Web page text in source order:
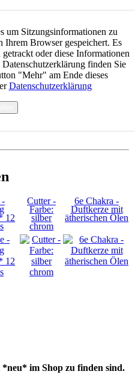
um Sitzungsinformationen zu
Ihrem Browser gespeichert. Es
oder diese Informationen
finden Sie
"Mehr" am Ende dieses
Datenschutzerklärung
-
12
Cutter -
Farbe:
silber
chrom
6e Chakra -
Duftkerze mit
ätherischen Ölen
im Shop zu finden sind.